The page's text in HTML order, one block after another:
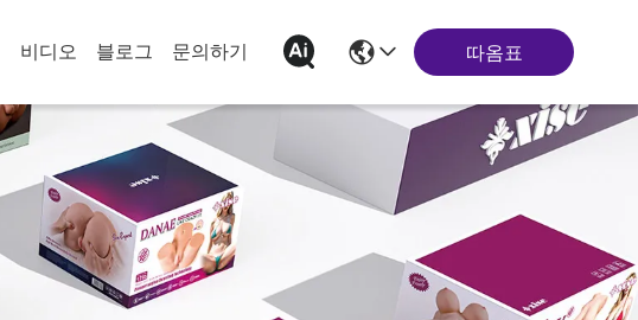
비디오 블로그 문의하기 따옴표